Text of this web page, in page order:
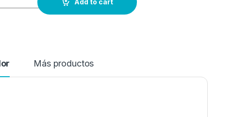
Add to cart
Más productos